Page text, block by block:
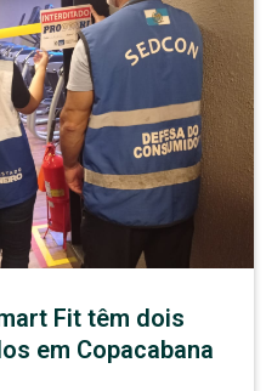
Fit têm dois
em Copacabana